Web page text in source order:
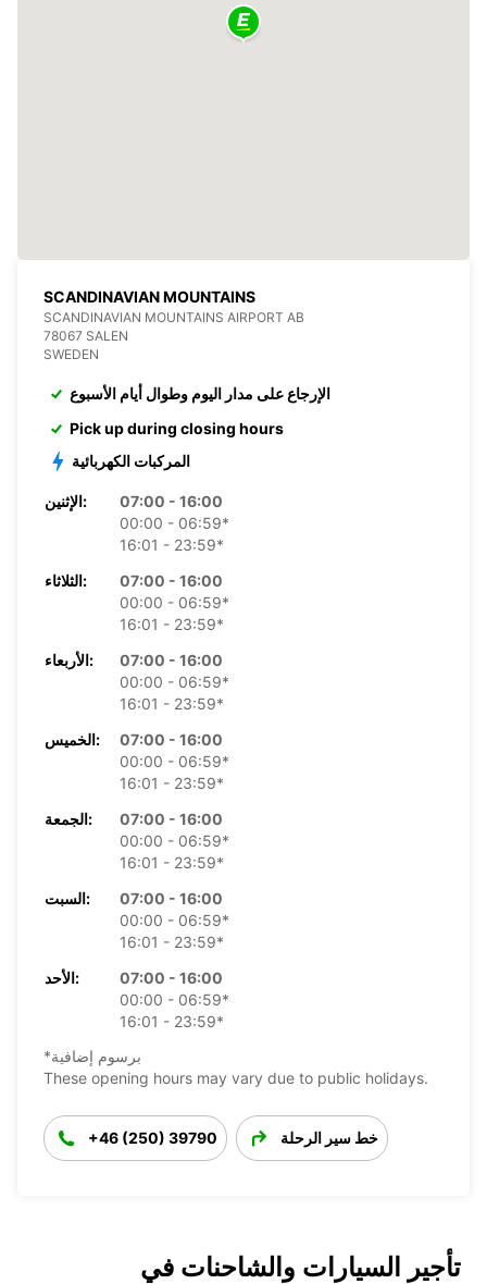
SCANDINAVIAN MOUNTAINS
SCANDINAVIAN MOUNTAINS AIRPORT AB
78067 SALEN
SWEDEN
الإرجاع على مدار اليوم وطوال أيام الأسبوع
Pick up during closing hours
المركبات الكهربائية
الإثنين:
07:00 - 16:00
00:00 - 06:59*
16:01 - 23:59*
الثلاثاء:
07:00 - 16:00
00:00 - 06:59*
16:01 - 23:59*
الأربعاء:
07:00 - 16:00
00:00 - 06:59*
16:01 - 23:59*
الخميس:
07:00 - 16:00
00:00 - 06:59*
16:01 - 23:59*
الجمعة:
07:00 - 16:00
00:00 - 06:59*
16:01 - 23:59*
السبت:
07:00 - 16:00
00:00 - 06:59*
16:01 - 23:59*
الأحد:
07:00 - 16:00
00:00 - 06:59*
16:01 - 23:59*
*برسوم إضافية
These opening hours may vary due to public holidays.
+46 (250) 39790 خط سير الرحلة
تأجير السيارات والشاحنات في